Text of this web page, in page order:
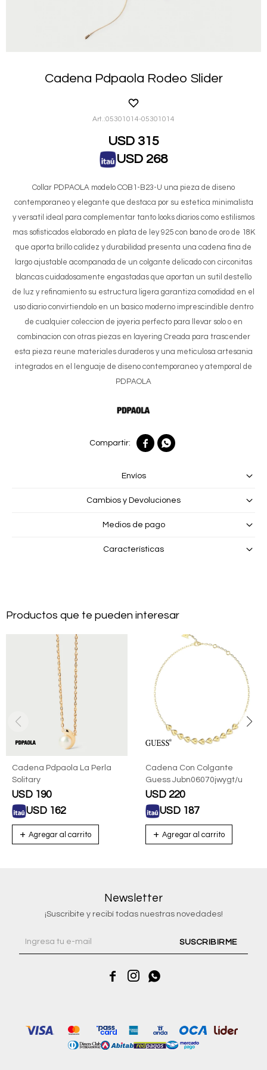
Cadena Pdpaola Rodeo Slider
05301014-05301014
USD 315
USD 268
Collar PDPAOLA modelo COB1-B23-U una pieza de diseno
contemporaneo y elegante que destaca por su estetica minimalista
y versatil ideal para complementar tanto looks diarios como estilismos
mas sofisticados elaborado en plata de ley 925 con bano de oro de 18K
que aporta brillo calidez y durabilidad presenta una cadena fina de
largo ajustable acompanada de un colgante delicado con circonitas
blancas cuidadosamente engastadas que aportan un sutil destello
de luz y refinamiento su estructura ligera garantiza comodidad en el
uso diario convirtiendolo en un basico moderno imprescindible dentro
de cualquier coleccion de joyeria perfecto para llevar solo o en
combinacion con otras piezas en layering Creada para trascender
esta pieza reune materiales duraderos y una meticulosa artesania
integrados en el lenguaje de diseno contemporaneo y atemporal de
PDPAOLA
 
Envíos
Cambios y Devoluciones
Medios de pago
Características
Productos que te pueden interesar
Cadena Pdpaola La Perla
Solitary
USD 190
USD 162
Cadena Con Colgante
Guess Jubn06070jwygt/u
USD 220
USD 187
Newsletter
¡Suscribite y recibí todas nuestras novedades!
SUSCRIBIRME
  